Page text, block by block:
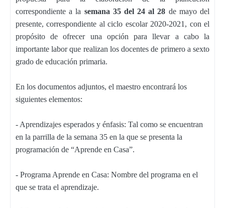
correspondiente a la semana 35 del 24 al 28 de mayo del
presente, correspondiente al ciclo escolar 2020-2021, con el
propósito de ofrecer una opción para llevar a cabo la
importante labor que realizan los docentes de primero a sexto
grado de educación primaria.
En los documentos adjuntos, el maestro encontrará los
siguientes elementos:
- Aprendizajes esperados y énfasis: Tal como se encuentran
en la parrilla de la semana 35 en la que se presenta la
programación de “Aprende en Casa”.
- Programa Aprende en Casa: Nombre del programa en el
que se trata el aprendizaje.